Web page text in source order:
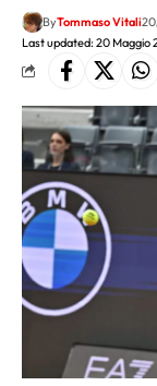
Last updated: 20 Maggio
ByTommaso Vitali